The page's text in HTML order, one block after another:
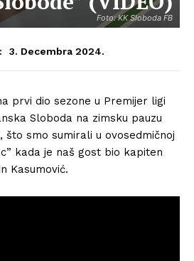
Foto: KK Sloboda FB
3. Decembra 2024.
prvi dio sezone u Premijer ligi
Sloboda na zimsku pauzu
što smo sumirali u ovosedmičnoj
kada je naš gost bio kapiten
Kasumović.